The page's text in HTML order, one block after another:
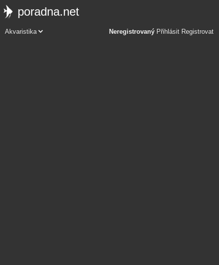
poradna.net
Neregistrovaný Přihlásit Registrovat